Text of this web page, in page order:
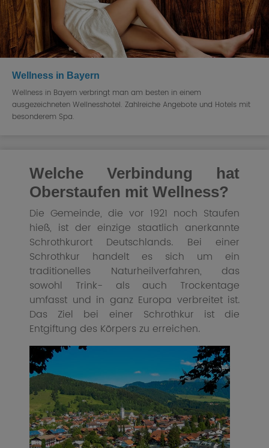
Wellness in Bayern
Wellness in Bayern verbringt man am besten in einem
ausgezeichneten Wellnesshotel. Zahlreiche Angebote und Hotels mit
besonderem Spa.
Welche Verbindung hat
Oberstaufen mit Wellness?
Die Gemeinde, die vor 1921 noch Staufen
hieß, ist der einzige staatlich anerkannte
Schrothkurort Deutschlands. Bei einer
Schrothkur handelt es sich um ein
traditionelles Naturheilverfahren, das
sowohl Trink- als auch Trockentage
umfasst und in ganz Europa verbreitet ist.
Das Ziel bei einer Schrothkur ist die
Entgiftung des Körpers zu erreichen.